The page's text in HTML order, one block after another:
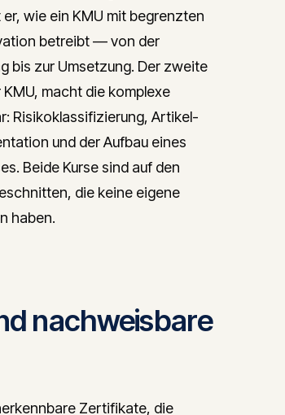
wie ein KMU mit begrenzten
betreibt — von der
bis zur Umsetzung. Der zweite
macht die komplexe
Risikoklassifizierung, Artikel-
und der Aufbau eines
Beide Kurse sind auf den
die keine eigene
haben.
nachweisbare
Zertifikate, die